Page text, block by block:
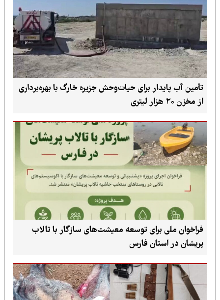
تأمین آب پایدار برای حیات‌وحش جزیره خارگ با بهره‌برداری
از مخزن ۲۰ هزار لیتری
فراخوان ملی برای توسعه معیشت‌های سازگار با تالاب
پریشان در استان فارس